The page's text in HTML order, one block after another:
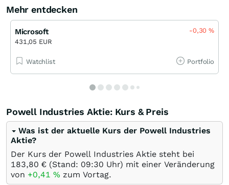
Mehr entdecken
Microsoft
431,05 EUR
-0,30%
Watchlist Portfolio
Powell Industries Aktie: Kurs & Preis
Was ist der aktuelle Kurs der Powell Industries
Aktie?
Der Kurs der Powell Industries Aktie steht bei
183,80 € (Stand: 09:30 Uhr) mit einer Veränderung
von +0,41 % zum Vortag.